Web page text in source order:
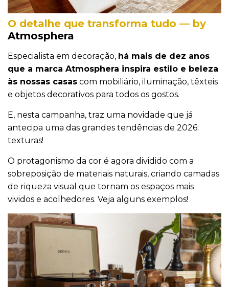
O detalhe que transforma tudo — by
Atmosphera
Especialista em decoração, há mais de dez anos
que a marca Atmosphera inspira estilo e beleza
às nossas casas com mobiliário, iluminação, têxteis
e objetos decorativos para todos os gostos.
E, nesta campanha, traz uma novidade que já
antecipa uma das grandes tendências de 2026:
texturas!
O protagonismo da cor é agora dividido com a
sobreposição de materiais naturais, criando camadas
de riqueza visual que tornam os espaços mais
vividos e acolhedores. Veja alguns exemplos!